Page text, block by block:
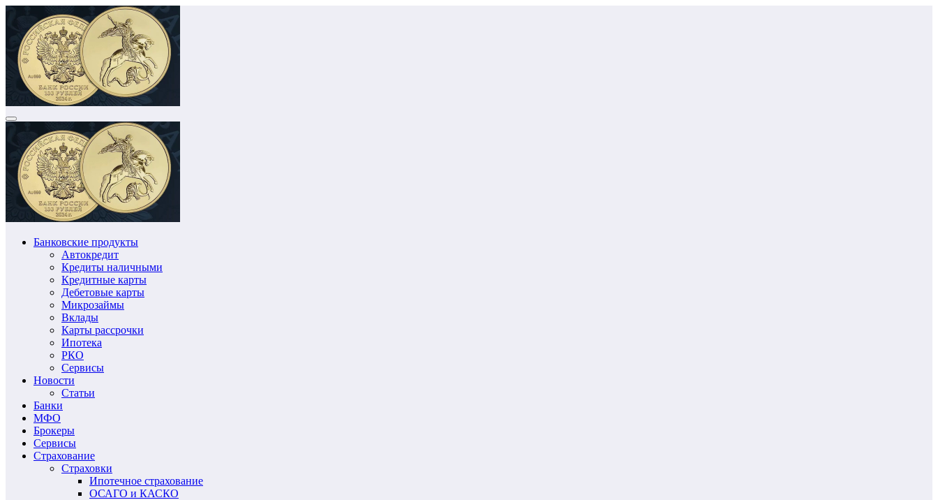
содержимому
Банковские продукты
Автокредит
Кредиты наличными
Кредитные карты
Дебетовые карты
Микрозаймы
Вклады
Карты рассрочки
Ипотека
РКО
Сервисы
Новости
Статьи
Банки
МФО
Брокеры
Сервисы
Страхование
Страховки
Ипотечное страхование
ОСАГО и КАСКО